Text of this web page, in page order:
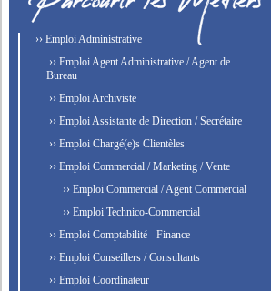
›› Emploi Administrative
›› Emploi Agent Administrative / Agent de
Bureau
›› Emploi Archiviste
›› Emploi Assistante de Direction / Secrétaire
›› Emploi Chargé(e)s Clientèles
›› Emploi Commercial / Marketing / Vente
›› Emploi Commercial / Agent Commercial
›› Emploi Technico-Commercial
›› Emploi Comptabilité - Finance
›› Emploi Conseillers / Consultants
›› Emploi Coordinateur